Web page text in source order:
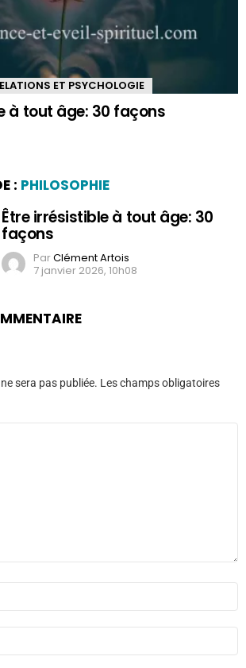
ET PSYCHOLOGIE
à tout âge: 30 façons
: PHILOSOPHIE
Être irrésistible à tout âge: 30
façons
ParClément Artois
7 janvier 2026, 10h08
sera pas publiée. Les champs obligatoires